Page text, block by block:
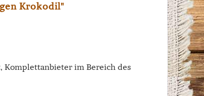
Krokodil"
Komplettanbieter im Bereich des